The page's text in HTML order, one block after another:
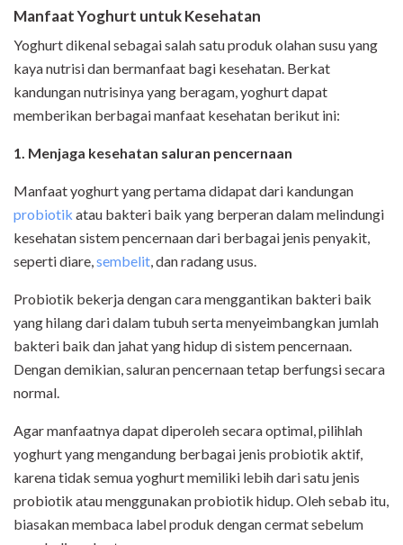
Manfaat Yoghurt untuk Kesehatan
Yoghurt dikenal sebagai salah satu produk olahan susu yang
kaya nutrisi dan bermanfaat bagi kesehatan. Berkat
kandungan nutrisinya yang beragam, yoghurt dapat
memberikan berbagai manfaat kesehatan berikut ini:
1. Menjaga kesehatan saluran pencernaan
Manfaat yoghurt yang pertama didapat dari kandungan
probiotik atau bakteri baik yang berperan dalam melindungi
kesehatan sistem pencernaan dari berbagai jenis penyakit,
seperti diare,sembelit, dan radang usus.
Probiotik bekerja dengan cara menggantikan bakteri baik
yang hilang dari dalam tubuh serta menyeimbangkan jumlah
bakteri baik dan jahat yang hidup di sistem pencernaan.
Dengan demikian, saluran pencernaan tetap berfungsi secara
normal.
Agar manfaatnya dapat diperoleh secara optimal, pilihlah
yoghurt yang mengandung berbagai jenis probiotik aktif,
karena tidak semua yoghurt memiliki lebih dari satu jenis
probiotik atau menggunakan probiotik hidup. Oleh sebab itu,
biasakan membaca label produk dengan cermat sebelum